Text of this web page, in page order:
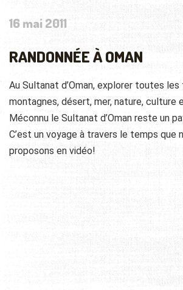
16 mai 2011
RANDONNÉE À OMAN
Au Sultanat d’Oman, explorer toutes
montagnes, désert, mer, nature, culture
Méconnu le Sultanat d’Oman reste un
C’est un voyage à travers le temps que
proposons en vidéo!